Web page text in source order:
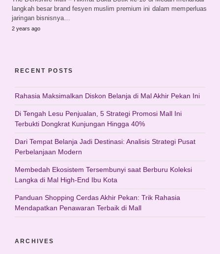
langkah besar brand fesyen muslim premium ini dalam memperluas
jaringan bisnisnya…
2 years ago
RECENT POSTS
Rahasia Maksimalkan Diskon Belanja di Mal Akhir Pekan Ini
Di Tengah Lesu Penjualan, 5 Strategi Promosi Mall Ini
Terbukti Dongkrat Kunjungan Hingga 40%
Dari Tempat Belanja Jadi Destinasi: Analisis Strategi Pusat
Perbelanjaan Modern
Membedah Ekosistem Tersembunyi saat Berburu Koleksi
Langka di Mal High-End Ibu Kota
Panduan Shopping Cerdas Akhir Pekan: Trik Rahasia
Mendapatkan Penawaran Terbaik di Mall
ARCHIVES